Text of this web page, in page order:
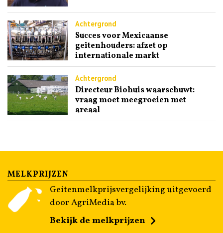
Achtergrond
Succes voor Mexicaanse
geitenhouders: afzet op
internationale markt
Achtergrond
Directeur Biohuis waarschuwt:
vraag moet meegroeien met
areaal
MELKPRIJZEN
Geitenmelkprijsvergelijking uitgevoerd
door AgriMedia bv.
Bekijk de melkprijzen